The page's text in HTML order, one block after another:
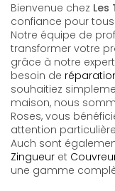
Bienvenue chez Les
confiance pour
Notre équipe de
transformer votre
grâce à notre
besoin de
souhaitiez
maison, nous
Roses, vous
attention
Auch sont
Zingueur et
une gamme